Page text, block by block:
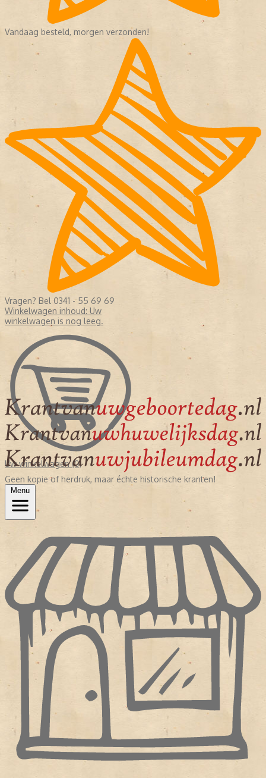
Vandaag besteld, morgen verzonden!
Vragen? Bel 0341 - 55 69 69
Winkelwagen inhoud: Uw
winkelwagen is nog leeg.
Uw winkelwagen (0)
Geen kopie of herdruk, maar échte historische kranten!
Menu